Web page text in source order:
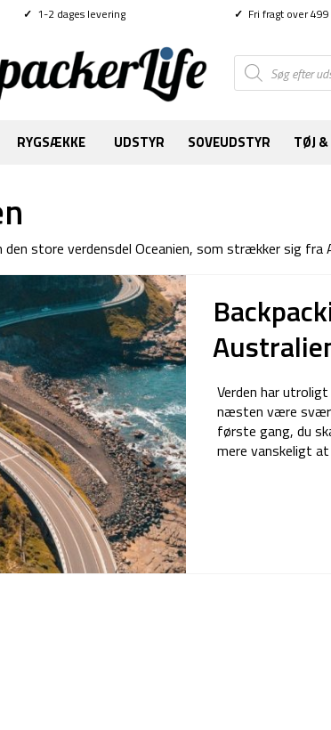
✓ 1-2 dages levering ✓ Fri fragt over
Products
search
RYGSÆKKE UDSTYR SOVEUDSTYR TØJ &
store verdensdel Oceanien, som strækker sig fra
Verden har
næsten være
første gang, du
mere vanskeligt